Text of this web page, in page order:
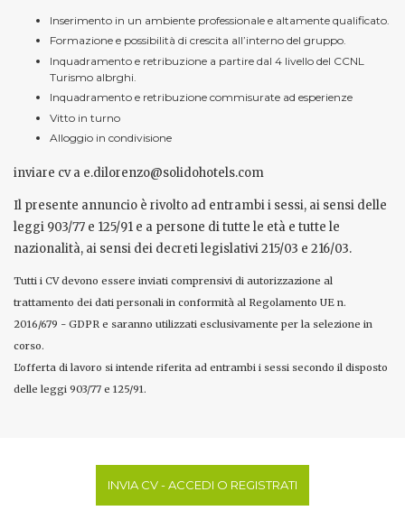
Inserimento in un ambiente professionale e altamente qualificato.
Formazione e possibilità di crescita all’interno del gruppo.
Inquadramento e retribuzione a partire dal 4 livello del CCNL
Turismo albrghi.
Inquadramento e retribuzione commisurate ad esperienze
Vitto in turno
Alloggio in condivisione
inviare cv a e.dilorenzo@solidohotels.com
Il presente annuncio è rivolto ad entrambi i sessi, ai sensi delle
leggi 903/77 e 125/91 e a persone di tutte le età e tutte le
nazionalità, ai sensi dei decreti legislativi 215/03 e 216/03.
Tutti i CV devono essere inviati comprensivi di autorizzazione al
trattamento dei dati personali in conformità al Regolamento UE n.
2016/679 - GDPR e saranno utilizzati esclusivamente per la selezione in
corso.
L'offerta di lavoro si intende riferita ad entrambi i sessi secondo il disposto
delle leggi 903/77 e 125/91.
INVIA CV - ACCEDI O REGISTRATI